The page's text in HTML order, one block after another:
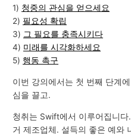
1) 청중의 관심을 얻으세요
2) 필요성 확립
3) 그 필요를 충족시키다
4) 미래를 시각화하세요
5) 행동 촉구
이번 강의에서는 첫 번째 단계
심을 끌고.
청취는 Swift에서 이루어집니
거 제조업체. 설득의 좋은 예와